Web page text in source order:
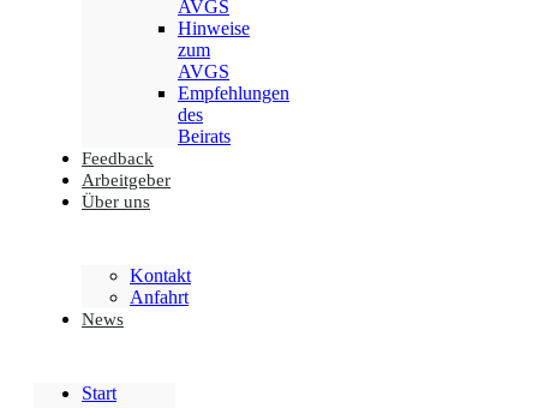
AVGS
Hinweise
zum
AVGS
Empfehlungen
des
Beirats
Feedback
Arbeitgeber
Über uns
Kontakt
Anfahrt
News
Start